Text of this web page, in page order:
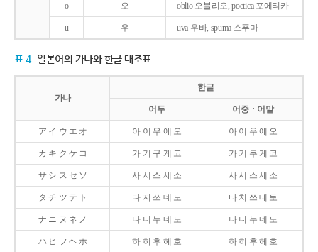
o 오 oblio 오블리오, poetica 포에티카
u 우 uva 우바, spuma 스푸마
표 4 일본어의 가나와 한글 대조표
가나
한글
어두 어중ㆍ어말
ア イ ウ エ オ 아 이 우 에 오 아 이 우 에 오
カ キ ク ケ コ 가 기 구 게 고 카 키 쿠 케 코
サ シ ス セ ソ 사 시 스 세 소 사 시 스 세 소
タ チ ツ テ ト 다 지 쓰 데 도 타 치 쓰 테 토
ナ ニ ヌ ネ ノ 나 니 누 네 노 나 니 누 네 노
ハ ヒ フ ヘ ホ 하 히 후 헤 호 하 히 후 헤 호